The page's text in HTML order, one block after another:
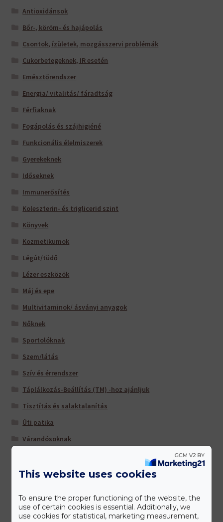
Antioxidánsok
Bőr-, köröm- és hajápolás
Csontok, ízületek, mozgásszervi problémák
Cukorbetegeknek, IR esetén
Emésztőrendszer
Energia/ vitalitás/ fáradtság
Férfiaknak
Fogápolás és szájhigiéné
Funkcionális élelmiszerek
Gyerekeknek
Időseknek
Immunerősítés
Koleszterin- és triglicerid szint
Könyvek
Kozmetikumok
Légút/tüdő
Lézer eszközök
Máj és epe
Multivitaminok/ ásványi anyagok
Nőknek
Sportolóknak
Szem/látás
Szív és érrendszer
Táplálkozás-Beállítás (TM) -hoz ajánljuk
Tisztítás és salaktalanítás
Úti patika
Várandósoknak
Gyártóink
This website uses cookies
To ensure the proper functioning of the website, the
use of certain cookies is essential. Additionally, we
use cookies for statistical, marketing measurement,